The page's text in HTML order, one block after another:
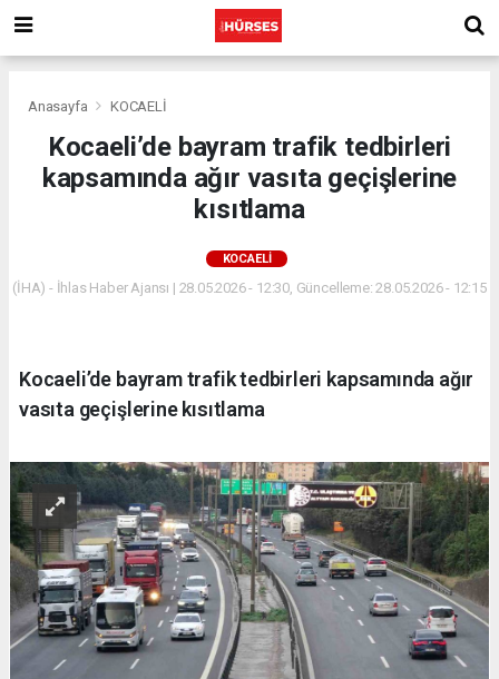
Anasayfa KOCAELİ
Kocaeli’de bayram trafik tedbirleri
kapsamında ağır vasıta geçişlerine
kısıtlama
KOCAELİ
(İHA) - İhlas Haber Ajansı | 28.05.2026 - 12:30, Güncelleme: 28.05.2026 - 12:15
Kocaeli’de bayram trafik tedbirleri kapsamında ağır
vasıta geçişlerine kısıtlama